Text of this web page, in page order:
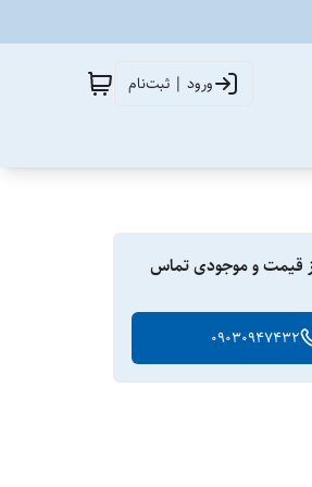
ورود | ثبت‌نام
قیمت و موجودی تماس
09030947432